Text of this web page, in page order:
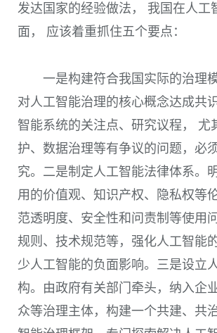
发达国家的经验做法， 我国在人工
面， 应该着重抓住五个要点：
一是构建符合我国实际的治理
对人工智能治理的核心概念达成共
智能系统的关注点、研究议程， 尤
护、数据治理等有争议的问题，必
究。二是制定人工智能法律体系。
用的价值观、知识产权、隐私权等
范透明度、安全性和问责制等使用
规则、技术规范等，强化人工智能
少人工智能的负面影响。三是设立
构。由政府有关部门牵头，纳入企
众等治理主体，构建一个共建、共